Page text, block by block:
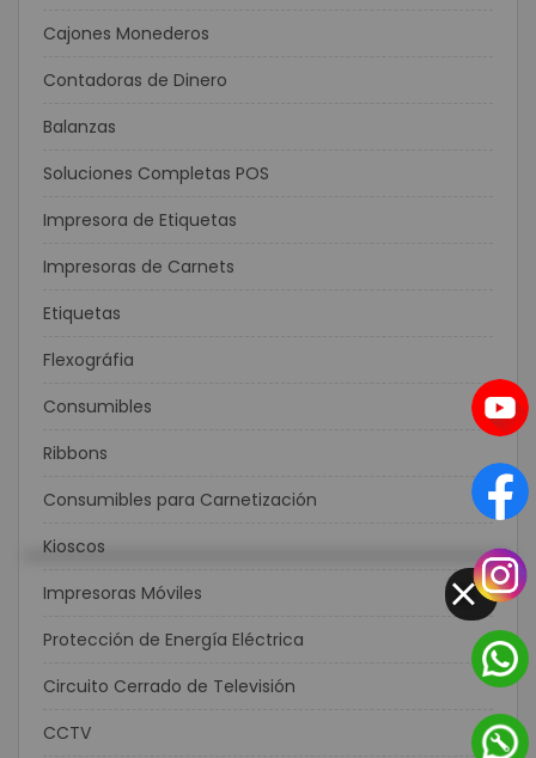
Cajones Monederos
Contadoras de Dinero
Balanzas
Soluciones Completas POS
Impresora de Etiquetas
Impresoras de Carnets
Etiquetas
Flexográfia
Consumibles
Ribbons
Consumibles para Carnetización
Kioscos
Impresoras Móviles
Protección de Energía Eléctrica
Circuito Cerrado de Televisión
CCTV
CLOSE